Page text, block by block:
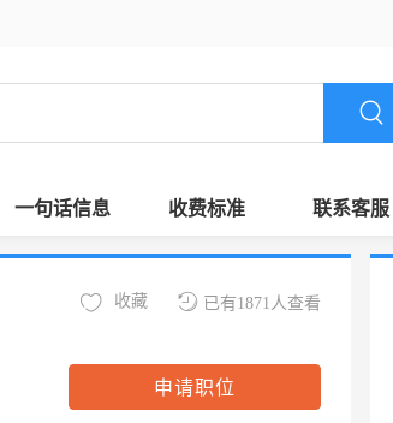
一句话信息 收费标准 联系客服
已有1871人查看
收藏
申请职位